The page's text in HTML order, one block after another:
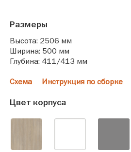
Размеры
Высота: 2506 мм
Ширина: 500 мм
Глубина: 411/413 мм
Схема Инструкция по сборке
Цвет корпуса